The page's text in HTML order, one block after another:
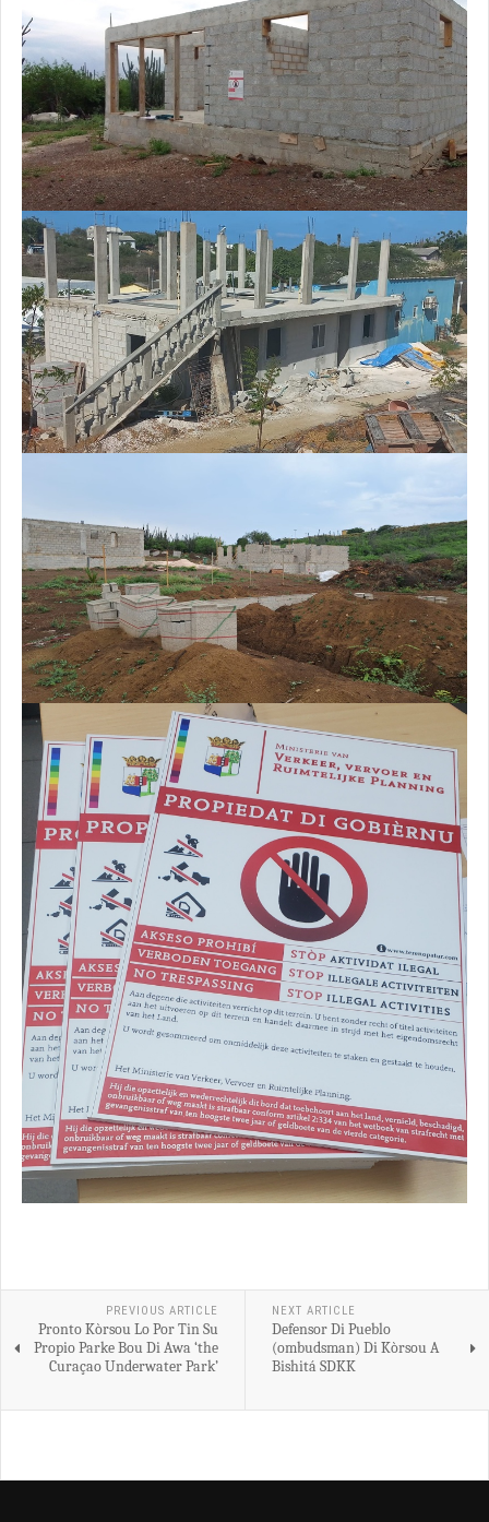
PREVIOUS ARTICLE
Pronto Kòrsou Lo Por Tin Su
Propio Parke Bou Di Awa ‘the
Curaçao Underwater Park’
NEXT ARTICLE
Defensor Di Pueblo
(ombudsman) Di Kòrsou A
Bishitá SDKK